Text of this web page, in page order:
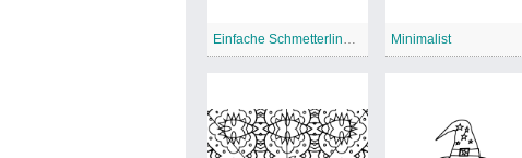
Einfache Schmetterlinge für Erwachsene Minimalist